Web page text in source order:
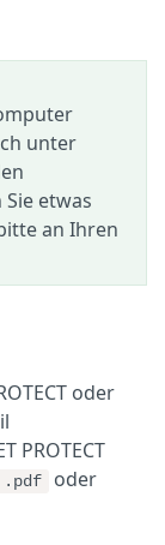
unter
etwas
an Ihren
oder
PROTECT
.pdf oder